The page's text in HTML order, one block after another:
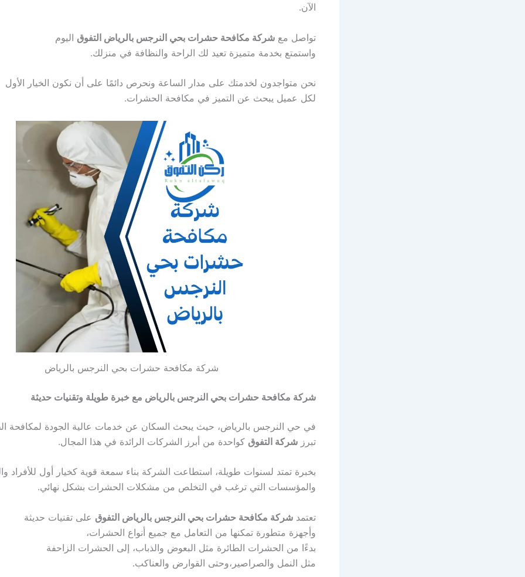
الآن.
تواصل مع شركة مكافحة حشرات بحي النرجس بالرياض التفوق اليوم
واستمتع بخدمة متميزة تعيد لك الراحة والنظافة في منزلك.
نحن متواجدون لخدمتك على مدار الساعة ونحرص دائمًا على أن نكون الخيار الأول
لكل عميل يبحث عن التميز في مكافحة الحشرات.
شركة مكافحة حشرات بحي النرجس بالرياض
شركة مكافحة حشرات بحي النرجس بالرياض مع خبرة طويلة وتقنيات حديثة
في حي النرجس بالرياض، حيث يبحث السكان عن خدمات عالية الجودة لمكافحة
تبرز شركة التفوق كواحدة من أبرز الشركات الرائدة في هذا المجال.
بخبرة تمتد لسنوات طويلة، استطاعت الشركة بناء سمعة قوية كخيار أول للأفراد
والمؤسسات التي ترغب في التخلص من مشكلات الحشرات بشكل نهائي.
تعتمد شركة مكافحة حشرات بحي النرجس بالرياض التفوق على تقنيات حديثة
وأجهزة متطورة تمكنها من التعامل مع جميع أنواع الحشرات،
بدءًا من الحشرات الطائرة مثل البعوض والذباب، إلى الحشرات الزاحفة
مثل النمل والصراصير،وحتى القوارض والعناكب.